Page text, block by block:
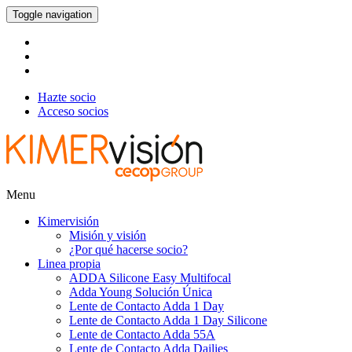
Toggle navigation
Hazte socio
Acceso socios
Menu
Kimervisión
Misión y visión
¿Por qué hacerse socio?
Linea propia
ADDA Silicone Easy Multifocal
Adda Young Solución Única
Lente de Contacto Adda 1 Day
Lente de Contacto Adda 1 Day Silicone
Lente de Contacto Adda 55A
Lente de Contacto Adda Dailies